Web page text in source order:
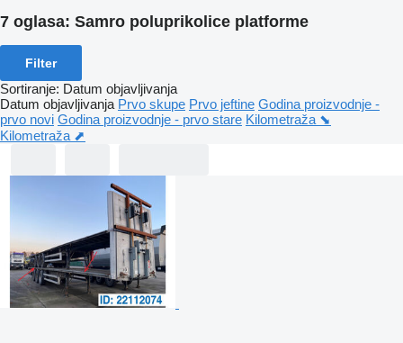
7 oglasa: Samro poluprikolice platforme
Filter
Sortiranje: Datum objavljivanja
Datum objavljivanja Prvo skupe Prvo jeftine Godina proizvodnje -
prvo novi Godina proizvodnje - prvo stare Kilometraža ⬊
Kilometraža ⬈